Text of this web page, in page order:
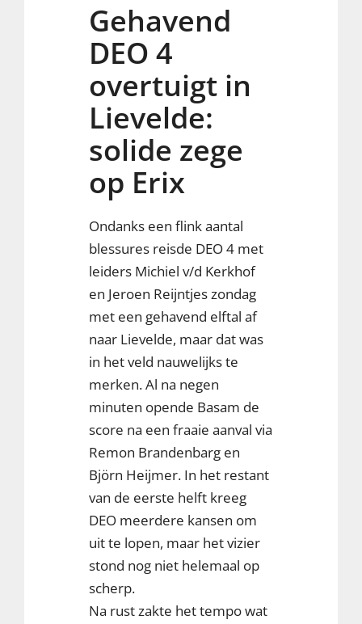
Gehavend
DEO 4
overtuigt in
Lievelde:
solide zege
op Erix
Ondanks een flink aantal
blessures reisde DEO 4 met
leiders Michiel v/d Kerkhof
en Jeroen Reijntjes zondag
met een gehavend elftal af
naar Lievelde, maar dat was
in het veld nauwelijks te
merken. Al na negen
minuten opende Basam de
score na een fraaie aanval via
Remon Brandenbarg en
Björn Heijmer. In het restant
van de eerste helft kreeg
DEO meerdere kansen om
uit te lopen, maar het vizier
stond nog niet helemaal op
scherp.
Na rust zakte het tempo wat